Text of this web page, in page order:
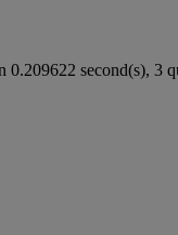
0.209622 second(s), 3